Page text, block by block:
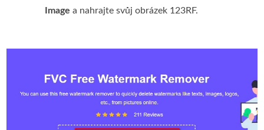
Image a nahrajte svůj obrázek 123RF.